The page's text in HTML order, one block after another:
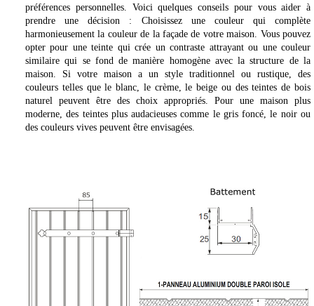
préférences personnelles. Voici quelques conseils pour vous aider à
prendre une décision : Choisissez une couleur qui complète
harmonieusement la couleur de la façade de votre maison. Vous pouvez
opter pour une teinte qui crée un contraste attrayant ou une couleur
similaire qui se fond de manière homogène avec la structure de la
maison. Si votre maison a un style traditionnel ou rustique, des
couleurs telles que le blanc, le crème, le beige ou des teintes de bois
naturel peuvent être des choix appropriés. Pour une maison plus
moderne, des teintes plus audacieuses comme le gris foncé, le noir ou
des couleurs vives peuvent être envisagées.